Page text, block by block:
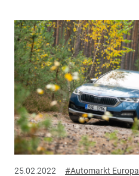
25.02.2022 #Automarkt Europa